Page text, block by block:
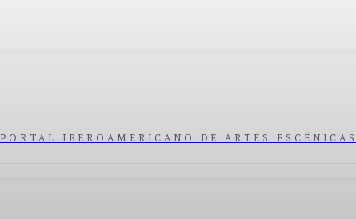
PORTAL IBEROAMERICANO DE ARTES